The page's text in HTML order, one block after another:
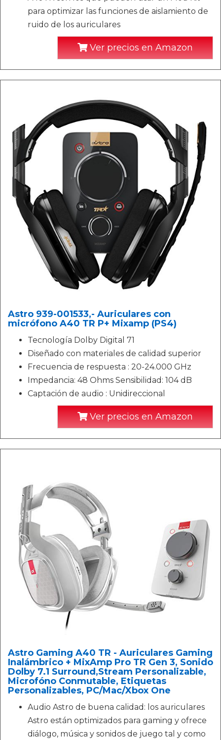
para optimizar las funciones de aislamiento de
ruido de los auriculares
Ver precios en Amazon
Astro 939-001533,- Auriculares con
micrófono A40 TR P+ Mixamp (PS4)
Tecnología Dolby Digital 71
Diseñado con materiales de calidad superior
Frecuencia de respuesta : 20-24.000 GHz
Impedancia: 48 Ohms Sensibilidad: 104 dB
Captación de audio : Unidireccional
Ver precios en Amazon
Astro Gaming A40 TR - Auriculares Gaming
Inalámbrico + MixAmp Pro TR Gen 3, Sonido
Dolby 7.1 Surround,Stream Personalizable,
Microfóno Conmutable, Etiquetas
Personalizables, PC/Mac/Xbox One
Audio Astro de buena calidad: los auriculares
Astro están optimizados para gaming y ofrece
diálogo, música y sonidos de juego tal y como